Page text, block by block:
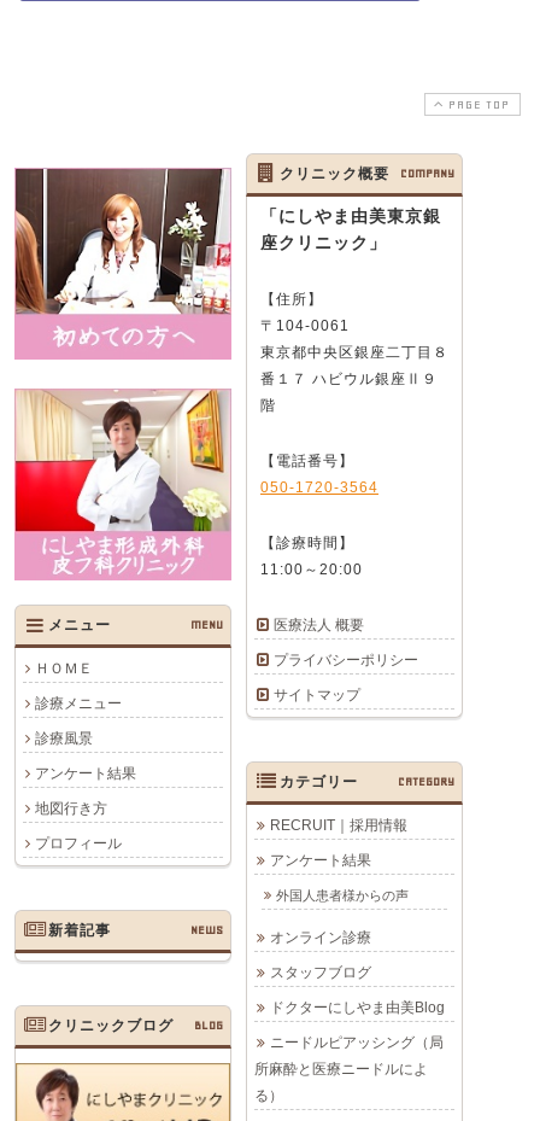
PAGE TOP
メニュー MENU
ＨＯＭＥ
診療メニュー
診療風景
アンケート結果
地図行き方
プロフィール
クリニック概要 COMPANY
「にしやま由美東京銀
座クリニック」
【住所】
〒104-0061
東京都中央区銀座二丁目８
番１７ ハビウル銀座Ⅱ９
階
【電話番号】
050-1720-3564
【診療時間】
11:00～20:00
医療法人 概要
プライバシーポリシー
サイトマップ
カテゴリー CATEGORY
RECRUIT｜採用情報
アンケート結果
外国人患者様からの声
オンライン診療
スタッフブログ
ドクターにしやま由美Blog
ニードルピアッシング（局
所麻酔と医療ニードルによ
る）
新着記事 NEWS
クリニックブログ BLOG